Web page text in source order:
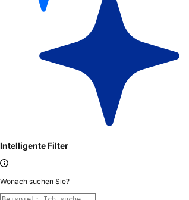
Intelligente Filter
Wonach suchen Sie?